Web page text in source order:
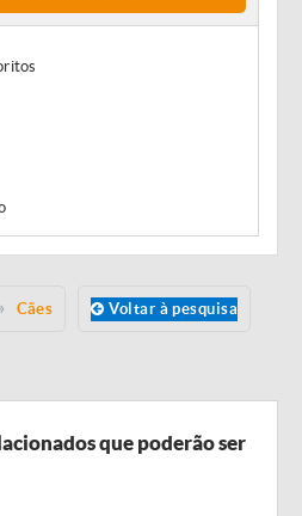
Cães Voltar à pesquisa
que poderão ser